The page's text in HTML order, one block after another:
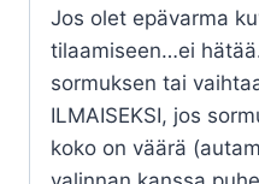
Jos olet epävarma
tilaamiseen…ei
sormuksen tai
ILMAISEKSI, jos
koko on väärä